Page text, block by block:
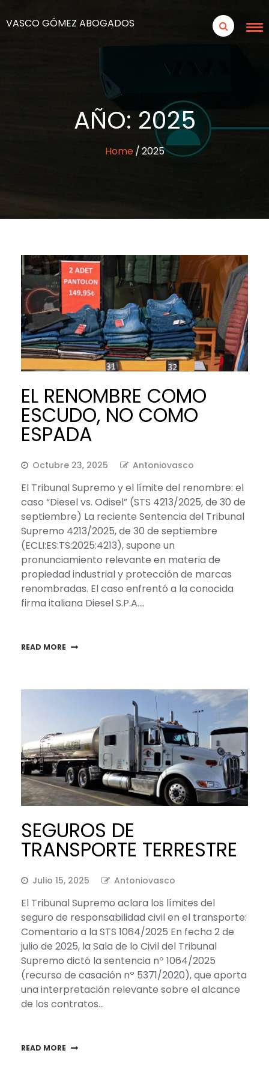
VASCO GÓMEZ ABOGADOS
AÑO: 2025
Home 2025
EL RENOMBRE COMO
ESCUDO, NO COMO
ESPADA
Octubre 23, 2025 Antoniovasco
El Tribunal Supremo y el límite del renombre: el
caso “Diesel vs. Odisel” (STS 4213/2025, de 30 de
septiembre) La reciente Sentencia del Tribunal
Supremo 4213/2025, de 30 de septiembre
(ECLI:ES:TS:2025:4213), supone un
pronunciamiento relevante en materia de
propiedad industrial y protección de marcas
renombradas. El caso enfrentó a la conocida
firma italiana Diesel S.P.A….
READ MORE
SEGUROS DE
TRANSPORTE TERRESTRE
Julio 15, 2025 Antoniovasco
El Tribunal Supremo aclara los límites del
seguro de responsabilidad civil en el transporte:
Comentario a la STS 1064/2025 En fecha 2 de
julio de 2025, la Sala de lo Civil del Tribunal
Supremo dictó la sentencia nº 1064/2025
(recurso de casación nº 5371/2020), que aporta
una interpretación relevante sobre el alcance
de los contratos…
READ MORE